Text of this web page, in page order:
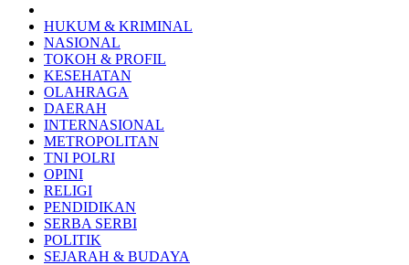
HUKUM & KRIMINAL
NASIONAL
TOKOH & PROFIL
KESEHATAN
OLAHRAGA
DAERAH
INTERNASIONAL
METROPOLITAN
TNI POLRI
OPINI
RELIGI
PENDIDIKAN
SERBA SERBI
POLITIK
SEJARAH & BUDAYA